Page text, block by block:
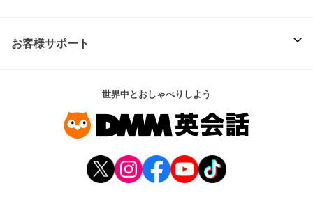
お客様サポート
世界中とおしゃべりしよう